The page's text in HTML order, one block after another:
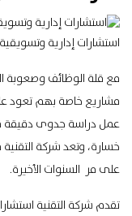
استشارات إدارية وتسويقية
مع قلة الوظائف وصعوبة
مشاريع خاصة بهم تعود
عمل دراسة جدوى دقيقة
خسارة، وتعد شركة
على مر السنوات الأخيرة.
تقدم شركة التقنية